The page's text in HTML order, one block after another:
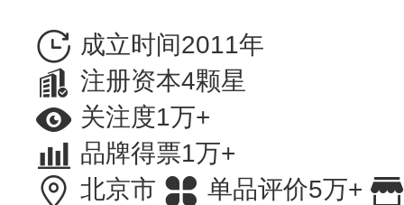
成立时间2011年
注册资本4颗星
关注度1万+
品牌得票1万+
北京市
单品评价5万+